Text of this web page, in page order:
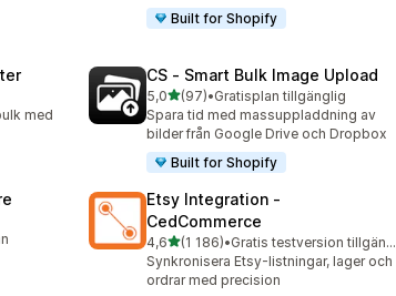
Built for Shopify
med
CS ‑ Smart Bulk Image Upload
5,0av 5 stjärnor
(97)
97 recensioner totalt
•Gratisplan tillgänglig
Spara tid med massuppladdning av
bilder från Google Drive och Dropbox
Built for Shopify
Etsy Integration ‑
CedCommerce
4,6av 5 stjärnor
(1 186)
1186 recensioner totalt
•
Gratis testversion tillgänglig
Synkronisera Etsy-listningar, lager och
ordrar med precision